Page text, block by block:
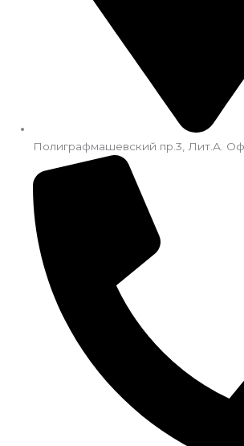
Полиграфмашевский пр.3, Лит.А.